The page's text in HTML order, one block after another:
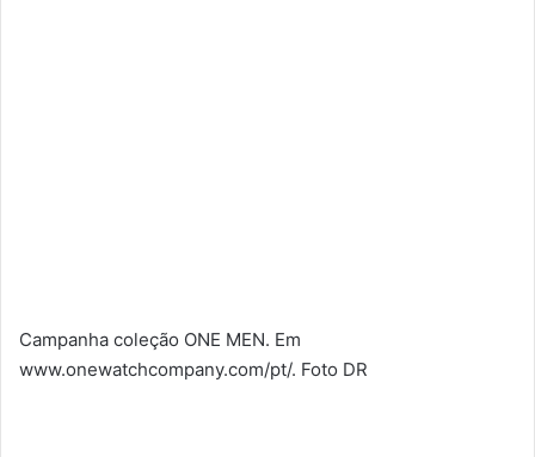
Campanha coleção ONE MEN. Em
www.onewatchcompany.com/pt/. Foto DR